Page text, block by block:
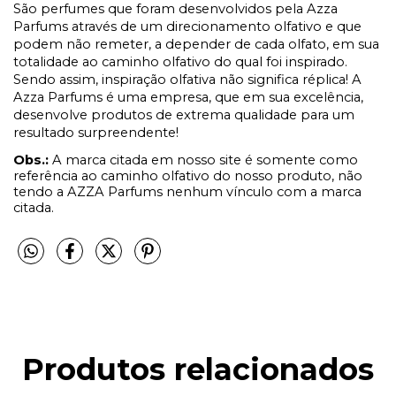
São perfumes que foram desenvolvidos pela Azza
Parfums através de um direcionamento olfativo e que
podem não remeter, a depender de cada olfato, em sua
totalidade ao caminho olfativo do qual foi inspirado.
Sendo assim, inspiração olfativa não significa réplica! A
Azza Parfums é uma empresa, que em sua excelência,
desenvolve produtos de extrema qualidade para um
resultado surpreendente!
Obs.: A marca citada em nosso site é somente como
referência ao caminho olfativo do nosso produto, não
tendo a AZZA Parfums nenhum vínculo com a marca
citada.
Produtos relacionados